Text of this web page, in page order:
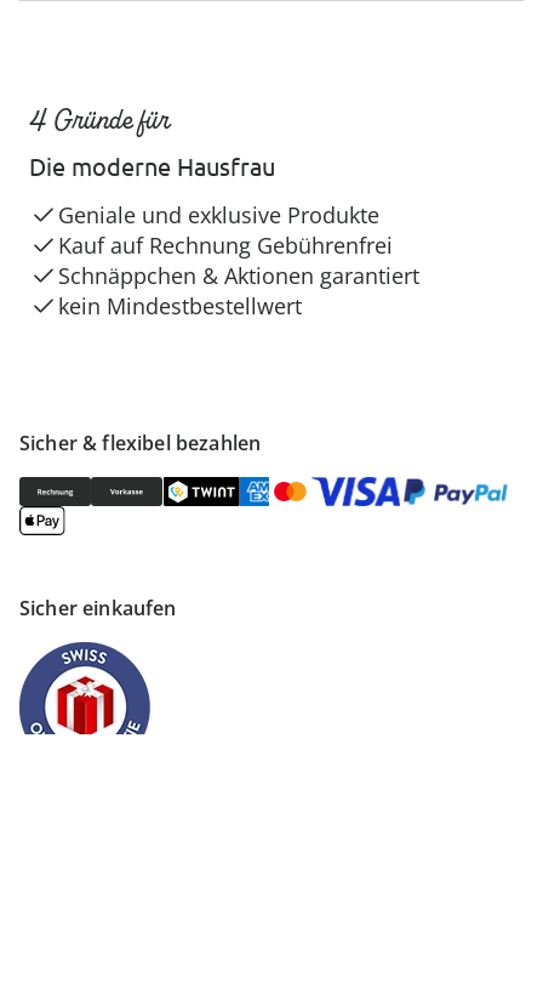
Sicher & flexibel bezahlen
Sicher einkaufen
4 Gründe für
Die moderne Hausfrau
Geniale und exklusive Produkte
Kauf auf Rechnung Gebührenfrei
Schnäppchen & Aktionen garantiert
kein Mindestbestellwert